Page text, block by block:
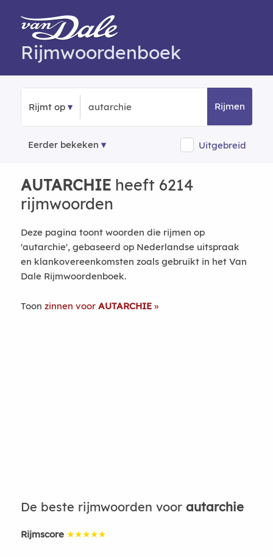
Rijmwoordenboek
Rijmt op Rijmen
Eerder bekeken Uitgebreid
AUTARCHIEheeft 6214
rijmwoorden
Deze pagina toont woorden die rijmen op
'autarchie', gebaseerd op Nederlandse uitspraak
en klankovereenkomsten zoals gebruikt in het Van
Dale Rijmwoordenboek.
Toon zinnen voor AUTARCHIE
De beste rijmwoorden voor autarchie
Rijmscore ★★★★★